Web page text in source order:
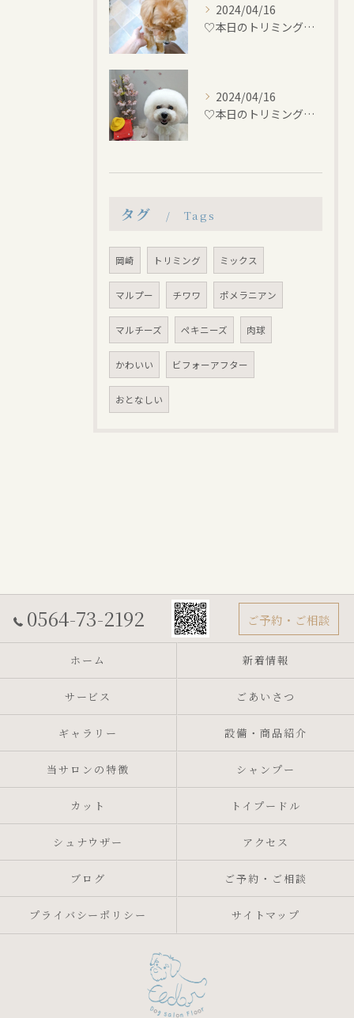
2024/04/16
♡本日のトリミング♡⁠~岡崎トリミングサロン~
2024/04/16
♡本日のトリミング♡⁠~岡崎トリミングサロン~
タグ Tags
岡崎 トリミング ミックス
マルプー チワワ ポメラニアン
マルチーズ ペキニーズ 肉球
かわいい ビフォーアフター
おとなしい
0564-73-2192 ご予約・ご相談
ホーム 新着情報
サービス ごあいさつ
ギャラリー 設備・商品紹介
当サロンの特徴 シャンプー
カット トイプードル
シュナウザー アクセス
ブログ ご予約・ご相談
プライバシーポリシー サイトマップ